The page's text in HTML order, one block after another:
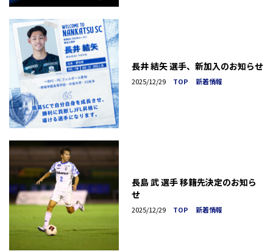
長井 結矢 選手、新加入のお知らせ
2025/12/29 TOP 新着情報
長島 武 選手 移籍先決定のお知ら
せ
2025/12/29 TOP 新着情報